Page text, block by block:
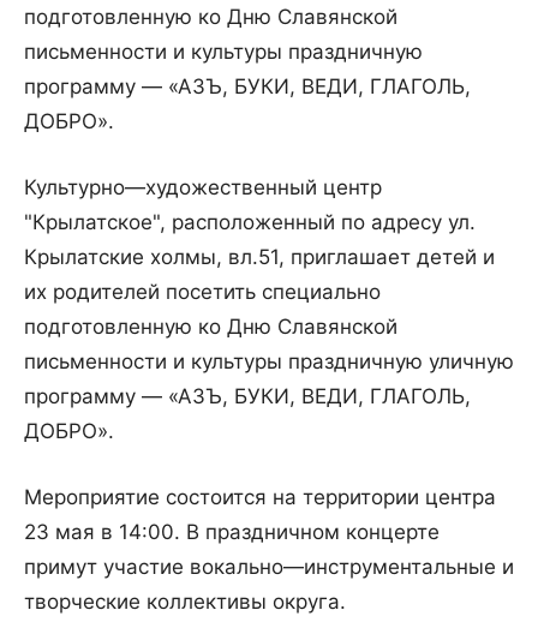
подготовленную ко Дню Славянской
письменности и культуры праздничную
программу — «АЗЪ, БУКИ, ВЕДИ, ГЛАГОЛЬ,
ДОБРО».
Культурно—художественный центр
"Крылатское", расположенный по адресу ул.
Крылатские холмы, вл.51, приглашает детей и
их родителей посетить специально
подготовленную ко Дню Славянской
письменности и культуры праздничную уличную
программу — «АЗЪ, БУКИ, ВЕДИ, ГЛАГОЛЬ,
ДОБРО».
Мероприятие состоится на территории центра
23 мая в 14:00. В праздничном концерте
примут участие вокально—инструментальные и
творческие коллективы округа.